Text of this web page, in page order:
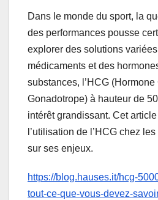
Dans le monde du sport, la
des performances pousse
explorer des solutions
médicaments et des
substances, l’HCG
Gonadotrope) à hauteur de
intérêt grandissant. Cet
l’utilisation de l’HCG chez
sur ses enjeux.
https://blog.hauses.it/hcg-
tout-ce-que-vous-devez-